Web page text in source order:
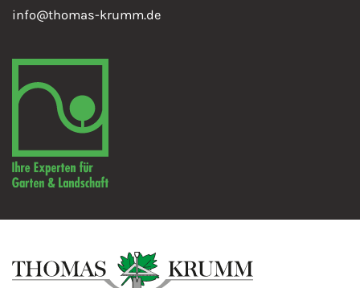
info@thomas-krumm.de